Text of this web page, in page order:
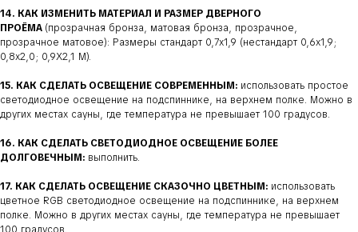
14. КАК ИЗМЕНИТЬ МАТЕРИАЛ И РАЗМЕР ДВЕРНОГО
ПРОЁМА (прозрачная бронза, матовая бронза, прозрачное,
прозрачное матовое): Размеры стандарт 0,7х1,9 (нестандарт 0,6х1,9;
0,8х2,0; 0,9Х2,1 М).
15. КАК СДЕЛАТЬ ОСВЕЩЕНИЕ СОВРЕМЕННЫМ: использовать простое
светодиодное освещение на подспиннике, на верхнем полке. Можно в
других местах сауны, где температура не превышает 100 градусов.
16. КАК СДЕЛАТЬ СВЕТОДИОДНОЕ ОСВЕЩЕНИЕ БОЛЕЕ
ДОЛГОВЕЧНЫМ: выполнить.
17. КАК СДЕЛАТЬ ОСВЕЩЕНИЕ СКАЗОЧНО ЦВЕТНЫМ: использовать
цветное RGB светодиодное освещение на подспиннике, на верхнем
полке. Можно в других местах сауны, где температура не превышает